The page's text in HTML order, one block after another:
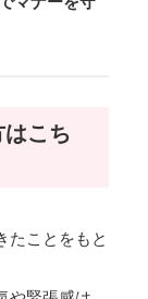
こち
たことをもと